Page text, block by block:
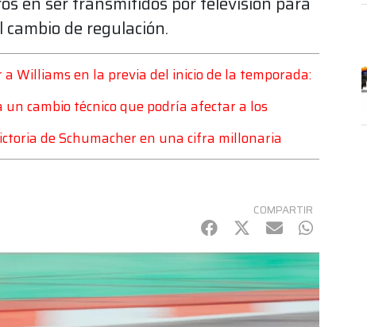
de regulación.
a Williams en la previa del inicio de la temporada:
un cambio técnico que podría afectar a los
de Schumacher en una cifra millonaria
COMPARTIR
Facebook
Twitter
mail WhatsApp